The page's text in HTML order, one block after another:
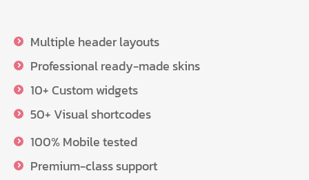
Multiple header layouts
Professional ready-made skins
10+ Custom widgets
50+ Visual shortcodes
100% Mobile tested
Premium-class support